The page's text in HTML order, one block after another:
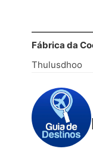
Fábrica da
Thulusdhoo